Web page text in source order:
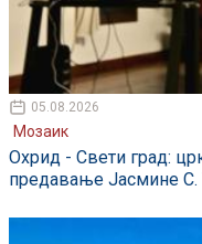
05.08.2026
Мозаик
Охрид - Свети град:
предавање Јасмине